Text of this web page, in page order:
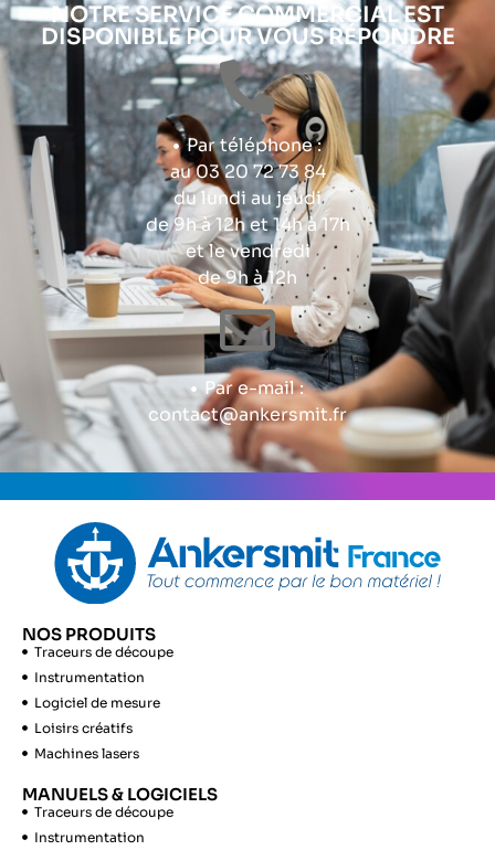
NOTRE SERVICE COMMERCIAL EST
DISPONIBLE POUR VOUS RÉPONDRE
Par téléphone :
au 03 20 72 73 84
du lundi au jeudi
de 9h à 12h et 14h à 17h
et le vendredi
de 9h à 12h
Par e-mail :
contact@ankersmit.fr
NOS PRODUITS
Traceurs de découpe
Instrumentation
Logiciel de mesure
Loisirs créatifs
Machines lasers
MANUELS & LOGICIELS
Traceurs de découpe
Instrumentation